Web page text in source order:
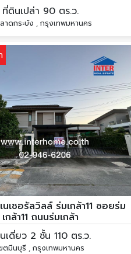
ที่ดินเปล่า 90 ตร.ว.
าดกระบัง , กรุงเทพมหานคร
นเชอรัลวิลล์ ร่มเกล้า11 ซอยร่ม
เกล้า11 ถนนร่มเกล้า
เดี่ยว 2 ชั้น 110 ตร.ว.
ตมีนบุรี , กรุงเทพมหานคร